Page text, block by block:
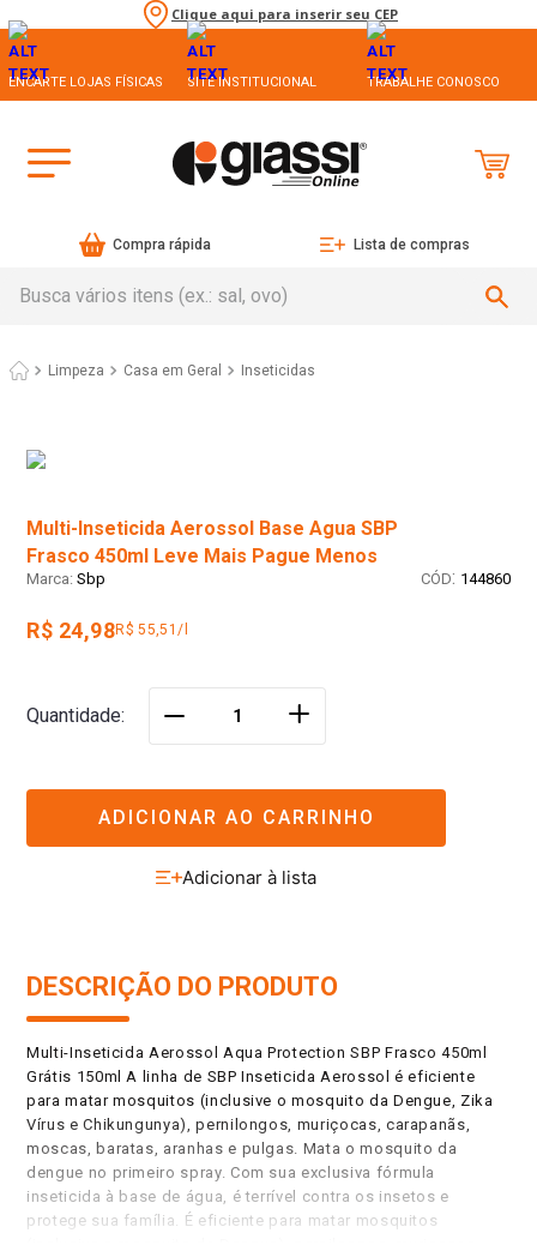
Clique aqui para inserir seu CEP
ENCARTE LOJAS FÍSICAS SITE INSTITUCIONAL TRABALHE CONOSCO
Compra rápida Lista de compras
Limpeza Casa em Geral Inseticidas
Multi-Inseticida Aerossol Base Agua SBP
Frasco 450ml Leve Mais Pague Menos
Sbp : 144860
R$ 24,98R$ 55,51/l
Quantidade ＋
ADICIONAR AO CARRINHO
DESCRIÇÃO DO PRODUTO
Multi-Inseticida Aerossol Aqua Protection SBP Frasco 450ml
Grátis 150ml A linha de SBP Inseticida Aerossol é eficiente
para matar mosquitos (inclusive o mosquito da Dengue, Zika
Vírus e Chikungunya), pernilongos, muriçocas, carapanãs,
moscas, baratas, aranhas e pulgas. Mata o mosquito da
dengue no primeiro spray. Com sua exclusiva fórmula
inseticida à base de água, é terrível contra os insetos e
protege sua família. É eficiente para matar mosquitos